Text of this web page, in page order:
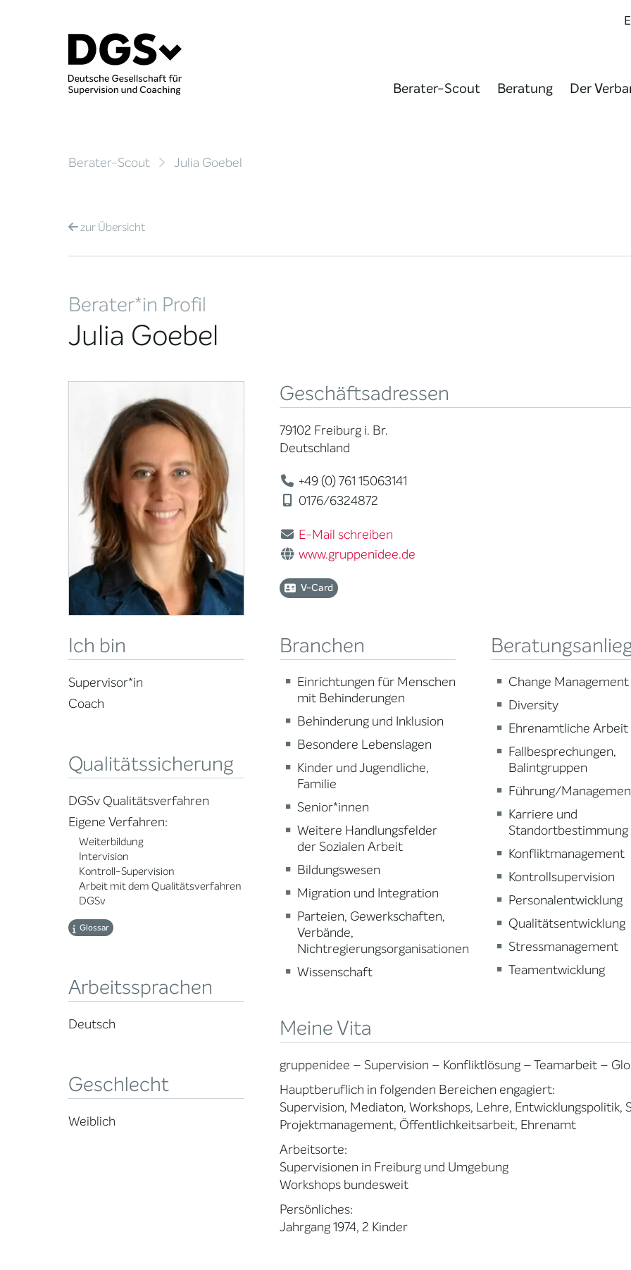
Berater-Scout Beratung Der
Berater-Scout Julia Goebel
zurÜbersicht
Berater*in Profil
Julia Goebel
Ich bin
Supervisor*in
Coach
Qualitätssicherung
DGSv Qualitätsverfahren
Eigene Verfahren:
Weiterbildung
Intervision
Kontroll-Supervision
Arbeit mit dem Qualitätsverfahren
DGSv
Glossar
Arbeitssprachen
Deutsch
Geschlecht
Weiblich
Geschäftsadressen
79102 Freiburg i. Br.
Deutschland
+49 (0) 761 15063141
0176/6324872
E-Mail schreiben
www.gruppenidee.de
V-Card
Branchen
Einrichtungen für Menschen
mit Behinderungen
Behinderung und Inklusion
Besondere Lebenslagen
Kinder und Jugendliche,
Familie
Senior*innen
Weitere Handlungsfelder
der Sozialen Arbeit
Bildungswesen
Migration und Integration
Parteien, Gewerkschaften,
Verbände,
Nichtregierungsorganisationen
Wissenschaft
Change Management
Diversity
Ehrenamtliche Arbeit
Fallbesprechungen,
Balintgruppen
Führung/
Karriere und
Standortbestimmung
Konfliktmanagement
Kontrollsupervision
Personalentwicklung
Qualitätsentwicklung
Stressmanagement
Teamentwicklung
Meine Vita
gruppenidee – Supervision – Konfliktlösung – Teamarbeit –
Hauptberuflich in folgenden Bereichen engagiert:
Supervision, Mediaton, Workshops, Lehre, Entwicklungspolitik,
Projektmanagement, Öffentlichkeitsarbeit, Ehrenamt
Arbeitsorte:
Supervisionen in Freiburg und Umgebung
Workshops bundesweit
Persönliches:
Jahrgang 1974, 2 Kinder